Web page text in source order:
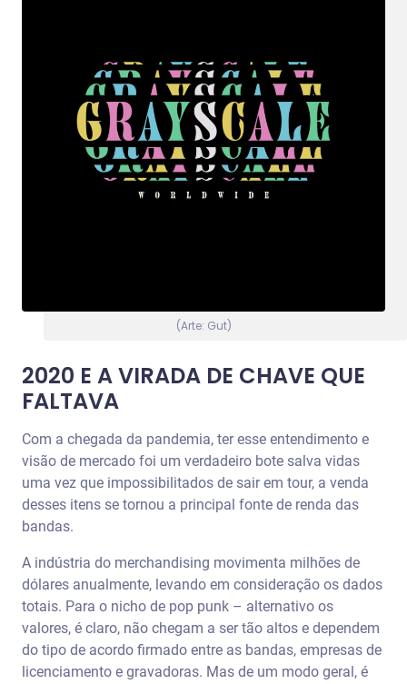
(Arte: Gut)
2020 E A VIRADA DE CHAVE QUE
FALTAVA
Com a chegada da pandemia, ter esse entendimento e
visão de mercado foi um verdadeiro bote salva vidas
uma vez que impossibilitados de sair em tour, a venda
desses itens se tornou a principal fonte de renda das
bandas.
A indústria do merchandising movimenta milhões de
dólares anualmente, levando em consideração os dados
totais. Para o nicho de pop punk – alternativo os
valores, é claro, não chegam a ser tão altos e dependem
do tipo de acordo firmado entre as bandas, empresas de
licenciamento e gravadoras. Mas de um modo geral, é